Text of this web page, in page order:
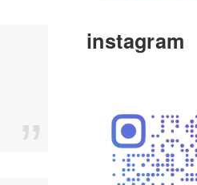
instagram